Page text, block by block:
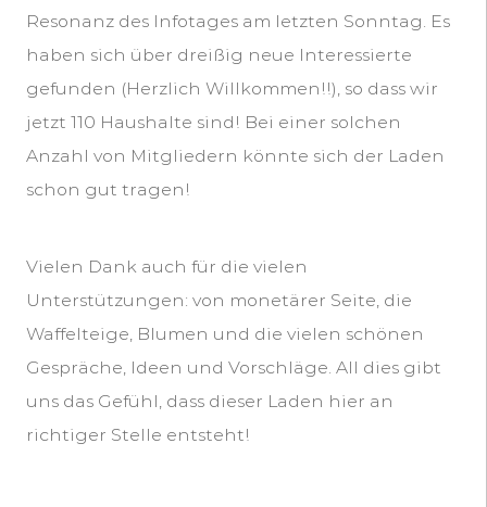
Resonanz des Infotages am letzten Sonntag. Es
haben sich über dreißig neue Interessierte
gefunden (Herzlich Willkommen!!), so dass wir
jetzt 110 Haushalte sind! Bei einer solchen
Anzahl von Mitgliedern könnte sich der Laden
schon gut tragen!
Vielen Dank auch für die vielen
Unterstützungen: von monetärer Seite, die
Waffelteige, Blumen und die vielen schönen
Gespräche, Ideen und Vorschläge. All dies gibt
uns das Gefühl, dass dieser Laden hier an
richtiger Stelle entsteht!